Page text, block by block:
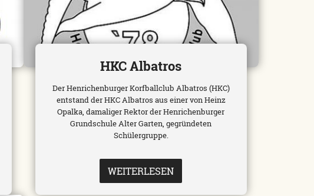
HKC Albatros
Der Henrichenburger Korfballclub Albatros (HKC)
entstand der HKC Albatros aus einer von Heinz
Opalka, damaliger Rektor der Henrichenburger
Grundschule Alter Garten, gegründeten
Schülergruppe.
WEITERLESEN